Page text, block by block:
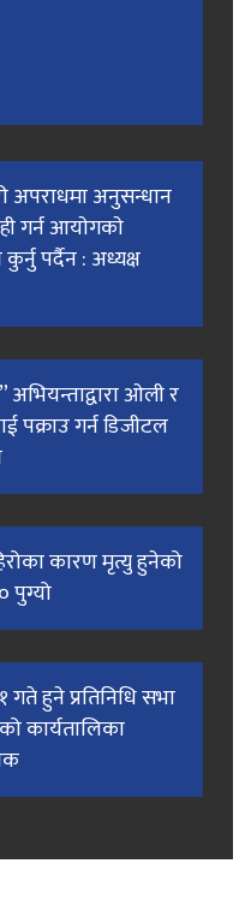
अपराधमा अनुसन्धान
गर्न आयाेगकाे
पर्दैन : अध्यक्ष
अभियन्ताद्वारा ओली र
गर्न डिजीटल
कारण मृत्यु हुनेको
पुग्यो
हुने प्रतिनिधि सभा
कार्यतालिका